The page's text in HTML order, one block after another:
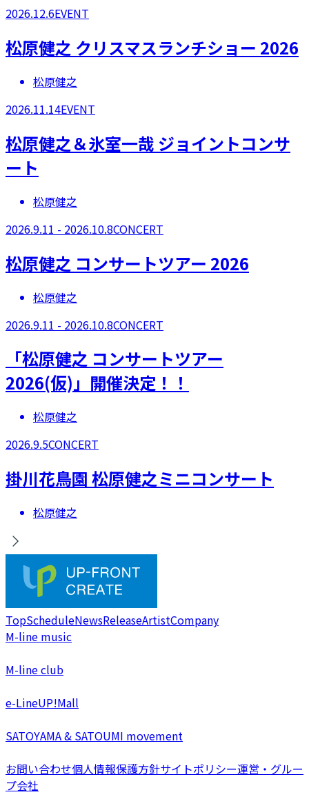
2026.12.6EVENT
松原健之 クリスマスランチショー 2026
松原健之
2026.11.14EVENT
松原健之＆氷室一哉 ジョイントコンサ
ート
松原健之
2026.9.11 - 2026.10.8CONCERT
​松原健之 コンサートツアー 2026​
松原健之
2026.9.11 - 2026.10.8CONCERT
​「松原健之 コンサートツアー
2026(仮)」開催決定！！
松原健之
2026.9.5CONCERT
掛川花鳥園 松原健之ミニコンサート
松原健之
TopScheduleNewsReleaseArtistCompany
M-line music
M-line club
e-LineUP!Mall
SATOYAMA & SATOUMI movement
お問い合わせ個人情報保護方針サイトポリシー運営・グルー
プ会社